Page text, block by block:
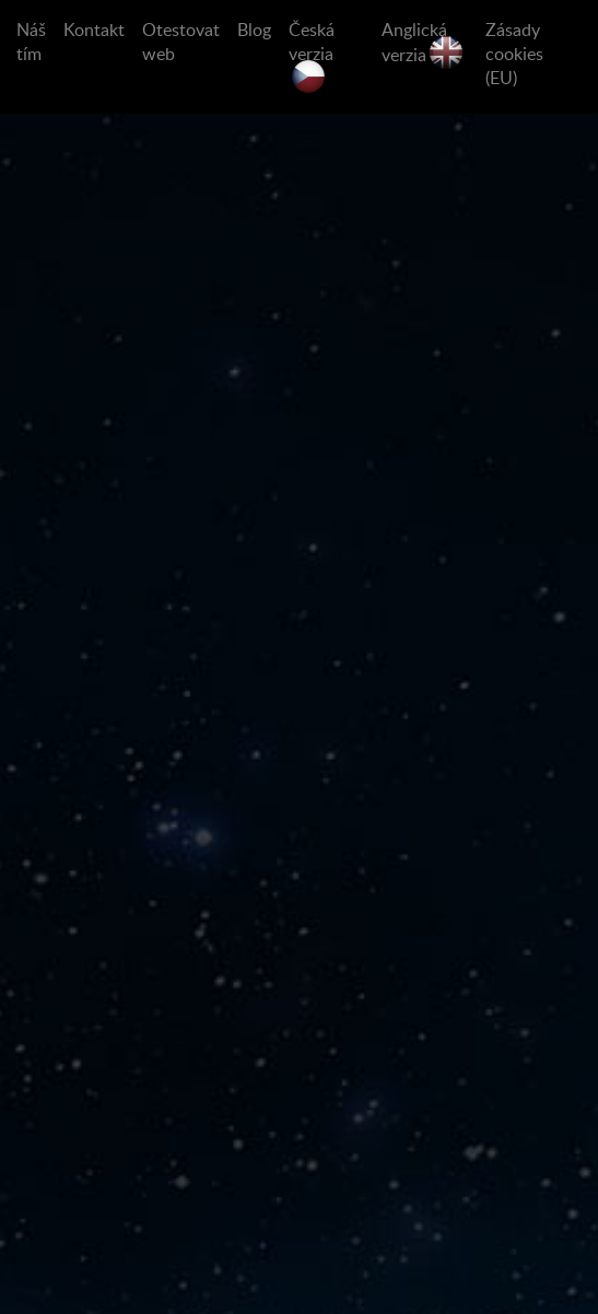
Náš
tím
Kontakt
Otestovat
web
Blog
Česká
verzia
Anglická
verzia
Zásady
cookies
(EU)